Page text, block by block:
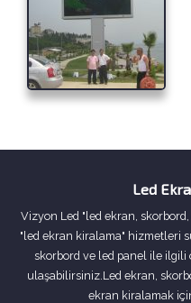
Led
Vizyon Led "led ekran,
"led ekran kiralama" hizmetleri
skorbord ve led panel ile
ulaşabilirsiniz.Led ekran,
ekran kiralamak